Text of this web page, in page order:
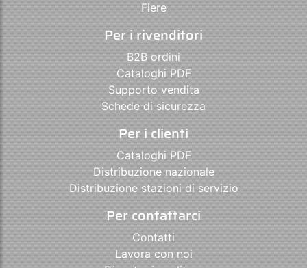
Fiere
Per i rivenditori
B2B ordini
Cataloghi PDF
Supporto vendita
Schede di sicurezza
Per i clienti
Cataloghi PDF
Distribuzione nazionale
Distribuzione stazioni di servizio
Per contattarci
Contatti
Lavora con noi